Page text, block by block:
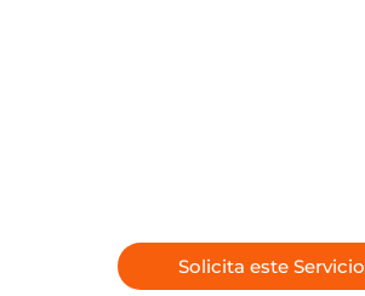
Solicita este Servicio